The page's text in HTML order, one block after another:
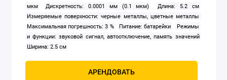
мкм
Дискретность: 0.0001 мм (0.1 мкм)
Длина: 5.2 см
Измеряемые поверхности: черные металлы, цветные металлы
Максимальная погрешность: 3 %
Питание: батарейки
Режимы
и функции: звуковой сигнал, автоотключение, память значений
Ширина: 2.5 см
АРЕНДОВАТЬ